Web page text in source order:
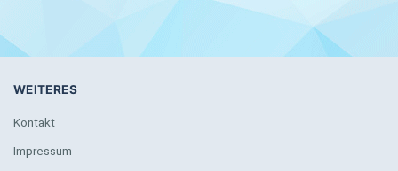
WEITERES
Kontakt
Impressum